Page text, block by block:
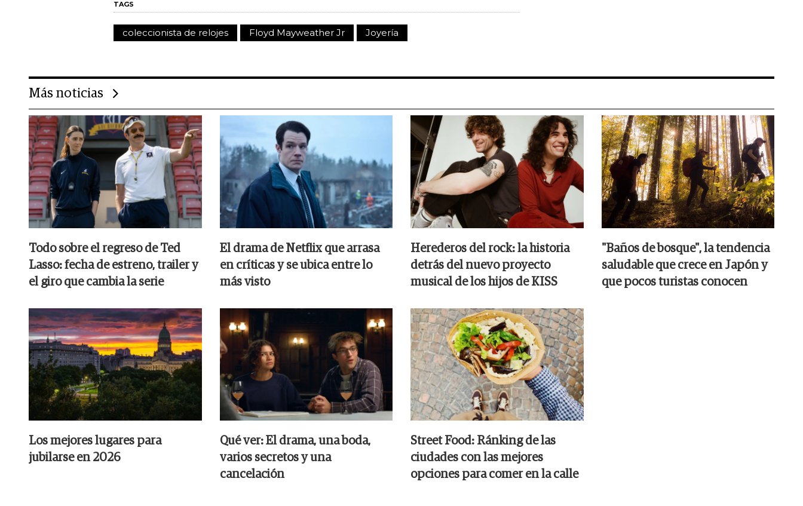
TAGS
coleccionista de relojes Floyd Mayweather Jr Joyería
Más noticias
Todo sobre el regreso de Ted
Lasso: fecha de estreno, trailer y
el giro que cambia la serie
El drama de Netflix que arrasa
en críticas y se ubica entre lo
más visto
Herederos del rock: la historia
detrás del nuevo proyecto
musical de los hijos de KISS
"Baños de bosque", la tendencia
saludable que crece en Japón y
que pocos turistas conocen
Los mejores lugares para
jubilarse en 2026
Qué ver: El drama, una boda,
varios secretos y una
cancelación
Street Food: Ránking de las
ciudades con las mejores
opciones para comer en la calle